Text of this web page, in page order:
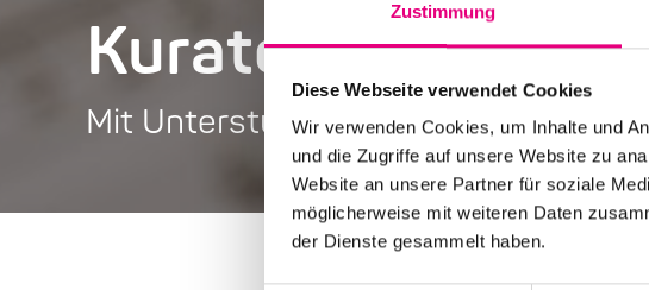
Zustimmung
Diese Webseite verwendet Cookies
Wir verwenden Cookies, um Inhalte und
und die Zugriffe auf unsere Website zu
Website an unsere Partner für soziale
möglicherweise mit weiteren Daten
der Dienste gesammelt haben.
Kuratorium
Mit Unterstützung die Zukunft